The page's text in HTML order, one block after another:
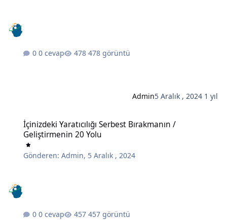
0 cevap 478 görüntü
Admin5 Aralık , 2024 1 yıl
İçinizdeki Yaratıcılığı Serbest Bırakmanın /
Geliştirmenin 20 Yolu
Gönderen:Admin, 5 Aralık , 2024
0 cevap 457 görüntü